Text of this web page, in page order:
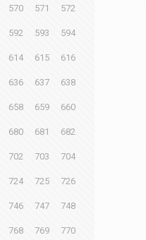
570 571 572
592 593 594
614 615 616
636 637 638
658 659 660
680 681 682
702 703 704
724 725 726
746 747 748
768 769 770